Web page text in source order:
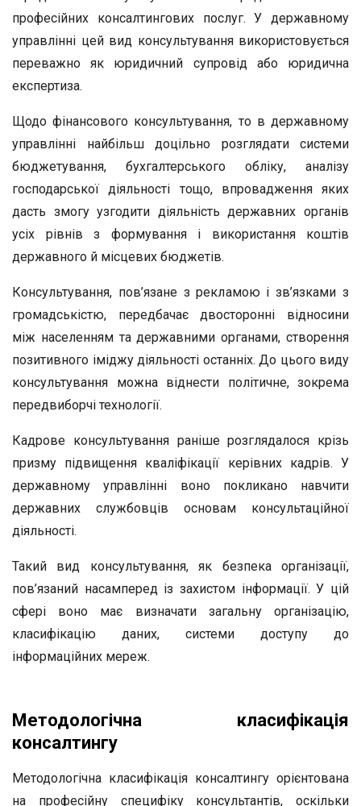
професійних консалтингових послуг. У державному
управлінні цей вид консультування використовується
переважно як юридичний супровід або юридична
експертиза.
Щодо фінансового консультування, то в державному
управлінні найбільш доцільно розглядати системи
бюджетування, бухгалтерського обліку, аналізу
господарської діяльності тощо, впровадження яких
дасть змогу узгодити діяльність державних органів
усіх рівнів з формування і використання коштів
державного й місцевих бюджетів.
Консультування, пов’язане з рекламою і зв’язками з
громадськістю, передбачає двосторонні відносини
між населенням та державними органами, створення
позитивного іміджу діяльності останніх. До цього виду
консультування можна віднести політичне, зокрема
передвиборчі технології.
Кадрове консультування раніше розглядалося крізь
призму підвищення кваліфікації керівних кадрів. У
державному управлінні воно покликано навчити
державних службовців основам консультаційної
діяльності.
Такий вид консультування, як безпека організації,
пов’язаний насамперед із захистом інформації. У цій
сфері воно має визначати загальну організацію,
класифікацію даних, системи доступу до
інформаційних мереж.
Методологічна класифікація
консалтингу
Методологічна класифікація консалтингу орієнтована
на професійну специфіку консультантів, оскільки